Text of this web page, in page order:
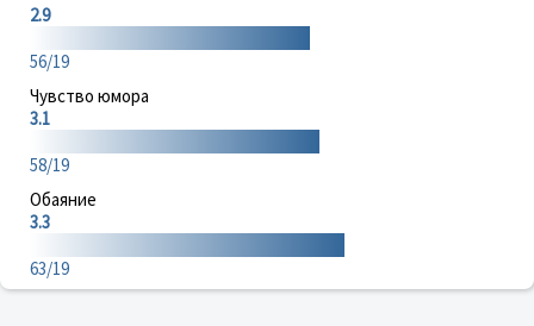
2.9
56/19
Чувство юмора
3.1
58/19
Обаяние
3.3
63/19